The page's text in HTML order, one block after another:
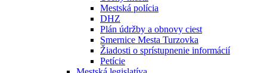
Mestská polícia
DHZ
Plán údržby a obnovy ciest
Smernice Mesta Turzovka
Žiadosti o sprístupnenie informácií
Petície